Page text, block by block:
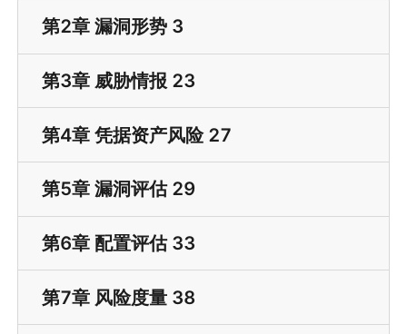
第2章 漏洞形势 3
第3章 威胁情报 23
第4章 凭据资产风险 27
第5章 漏洞评估 29
第6章 配置评估 33
第7章 风险度量 38